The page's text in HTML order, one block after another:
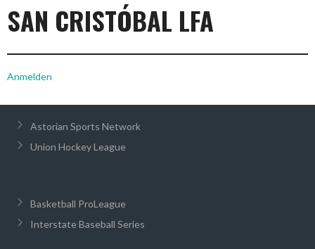
SAN CRISTÓBAL LFA
Anmelden
Astorian Sports Network
Union Hockey League
Basketball ProLeague
Interstate Baseball Series